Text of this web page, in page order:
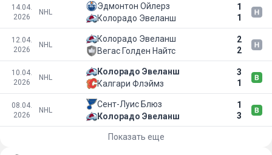
14.04.
2026
NHL
Эдмонтон Ойлерз
1
1
Колорадо Эвеланш
12.04.
2026
NHL
Колорадо Эвеланш
2
2
Вегас Голден Найтс
10.04.
2026
NHL
Колорадо Эвеланш
3
1
Калгари Флэймз
08.04.
2026
NHL
Сент-Луис Блюз
1
3
Колорадо Эвеланш
Показать еще